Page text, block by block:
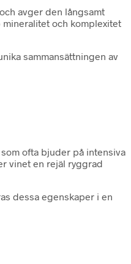
avger den långsamt
och komplexitet
sammansättningen av
ofta bjuder på intensiva
vinet en rejäl ryggrad
dessa egenskaper i en